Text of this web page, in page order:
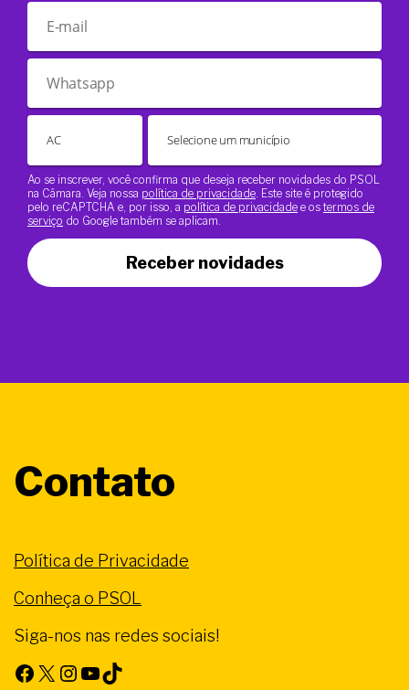
Ao se inscrever, você confirma que deseja receber novidades do PSOL
na Câmara. Veja nossa política de privacidade . Este site é protegido
pelo reCAPTCHA e, por isso, a política de privacidade e os termos de
serviço do Google também se aplicam.
Receber novidades
Contato
Política de Privacidade
Conheça o PSOL
Siga-nos nas redes sociais!
Facebook X Instagram Youtube TikTok